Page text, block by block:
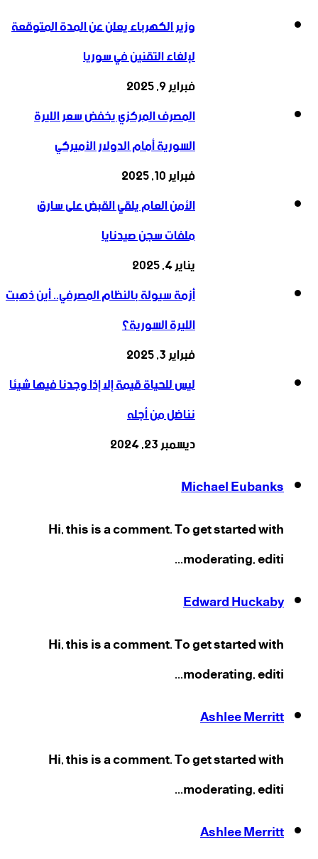
وزير الكهرباء يعلن عن المدة المتوقعة
لإلغاء التقنين في سوريا
فبراير 9, 2025
المصرف المركزي يخفض سعر الليرة
السورية أمام الدولار الأميركي
فبراير 10, 2025
الأمن العام يلقي القبض على سارق
ملفات سجن صيدنايا
يناير 4, 2025
أزمة سيولة بالنظام المصرفي.. أين ذهبت
الليرة السورية؟
فبراير 3, 2025
ليس للحياة قيمة إلا إذا وجدنا فيها شيئا
نناضل من أجله
ديسمبر 23, 2024
Michael Eubanks
Hi, this is a comment. To get started with
moderating, editi...
Edward Huckaby
Hi, this is a comment. To get started with
moderating, editi...
Ashlee Merritt
Hi, this is a comment. To get started with
moderating, editi...
Ashlee Merritt